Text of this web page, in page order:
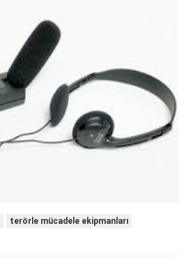
terörle mücadele ekipmanları